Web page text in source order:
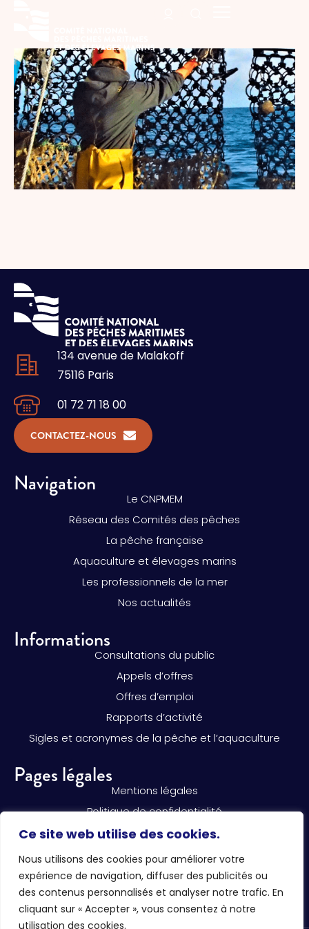
Ce site web utilise des cookies.
Nous utilisons des cookies pour améliorer votre
expérience de navigation, diffuser des publicités ou
des contenus personnalisés et analyser notre trafic. En
cliquant sur « Accepter », vous consentez à notre
utilisation des cookies.
134 avenue de Malakoff
75116 Paris
01 72 71 18 00
CONTACTEZ-NOUS
Navigation
Le CNPMEM
Réseau des Comités des pêches
La pêche française
Aquaculture et élevages marins
Les professionnels de la mer
Nos actualités
Informations
Consultations du public
Appels d’offres
Offres d’emploi
Rapports d’activité
Sigles et acronymes de la pêche et l’aquaculture
Pages légales
Mentions légales
Politique de confidentialité
Règlement intérieur du CNPMEM
Règlementation de la pêche
Réseaux sociaux